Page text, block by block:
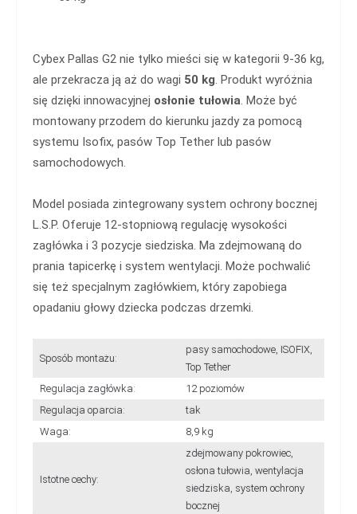
Cybex Pallas G2 nie tylko mieści się w kategorii 9-36 kg,
ale przekracza ją aż do wagi 50 kg. Produkt wyróżnia
się dzięki innowacyjnej osłonie tułowia. Może być
montowany przodem do kierunku jazdy za pomocą
systemu Isofix, pasów Top Tether lub pasów
samochodowych.
Model posiada zintegrowany system ochrony bocznej
L.S.P. Oferuje 12-stopniową regulację wysokości
zagłówka i 3 pozycje siedziska. Ma zdejmowaną do
prania tapicerkę i system wentylacji. Może pochwalić
się też specjalnym zagłówkiem, który zapobiega
opadaniu głowy dziecka podczas drzemki.
Sposób montażu:
pasy samochodowe, ISOFIX,
Top Tether
Regulacja zagłówka:
12 poziomów
Regulacja oparcia:
tak
Waga:
8,9 kg
Istotne cechy:
zdejmowany pokrowiec,
osłona tułowia, wentylacja
siedziska, system ochrony
bocznej